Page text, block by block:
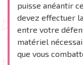
puisse anéantir
devez effectuer
entre votre
matériel
que vous